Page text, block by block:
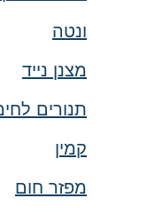
ונטה
מצנן נייד
תנורים
קמין
מפזר חום